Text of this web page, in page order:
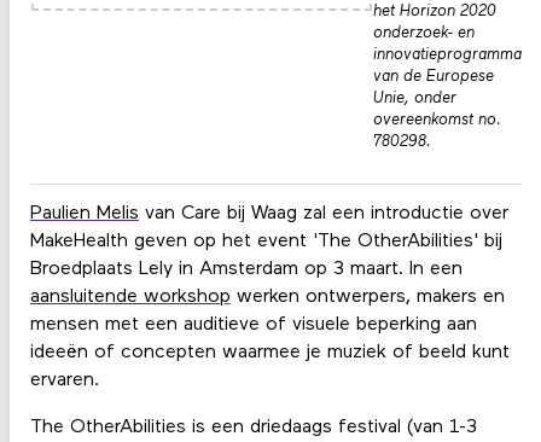
Paulien Melis van Care bij Waag zal een introductie over
MakeHealth geven op het event 'The OtherAbilities' bij
Broedplaats Lely in Amsterdam op 3 maart. In een
aansluitende workshop werken ontwerpers, makers en
mensen met een auditieve of visuele beperking aan
ideeën of concepten waarmee je muziek of beeld kunt
ervaren.
The OtherAbilities is een driedaags festival (van 1-3
het Horizon 2020
onderzoek- en
innovatieprogramma
van de Europese
Unie, onder
overeenkomst no.
780298.